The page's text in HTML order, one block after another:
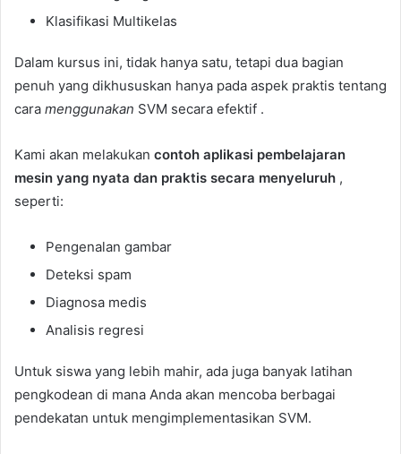
Klasifikasi Multikelas
Dalam kursus ini, tidak hanya satu, tetapi dua bagian
penuh yang dikhususkan hanya pada aspek praktis tentang
cara menggunakan SVM secara efektif .
Kami akan melakukan contoh aplikasi pembelajaran
mesin yang nyata dan praktis secara menyeluruh ,
seperti:
Pengenalan gambar
Deteksi spam
Diagnosa medis
Analisis regresi
Untuk siswa yang lebih mahir, ada juga banyak latihan
pengkodean di mana Anda akan mencoba berbagai
pendekatan untuk mengimplementasikan SVM.